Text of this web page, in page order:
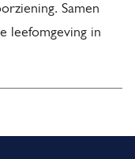
Samen
leefomgeving in